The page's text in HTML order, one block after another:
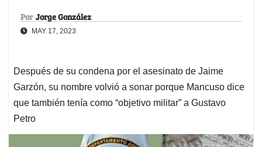
Por Jorge González
MAY 17, 2023
Después de su condena por el asesinato de Jaime
Garzón, su nombre volvió a sonar porque Mancuso dice
que también tenía como “objetivo militar” a Gustavo
Petro